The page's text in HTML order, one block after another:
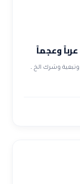
عرباً وعجماً
وشرك الخ ـ